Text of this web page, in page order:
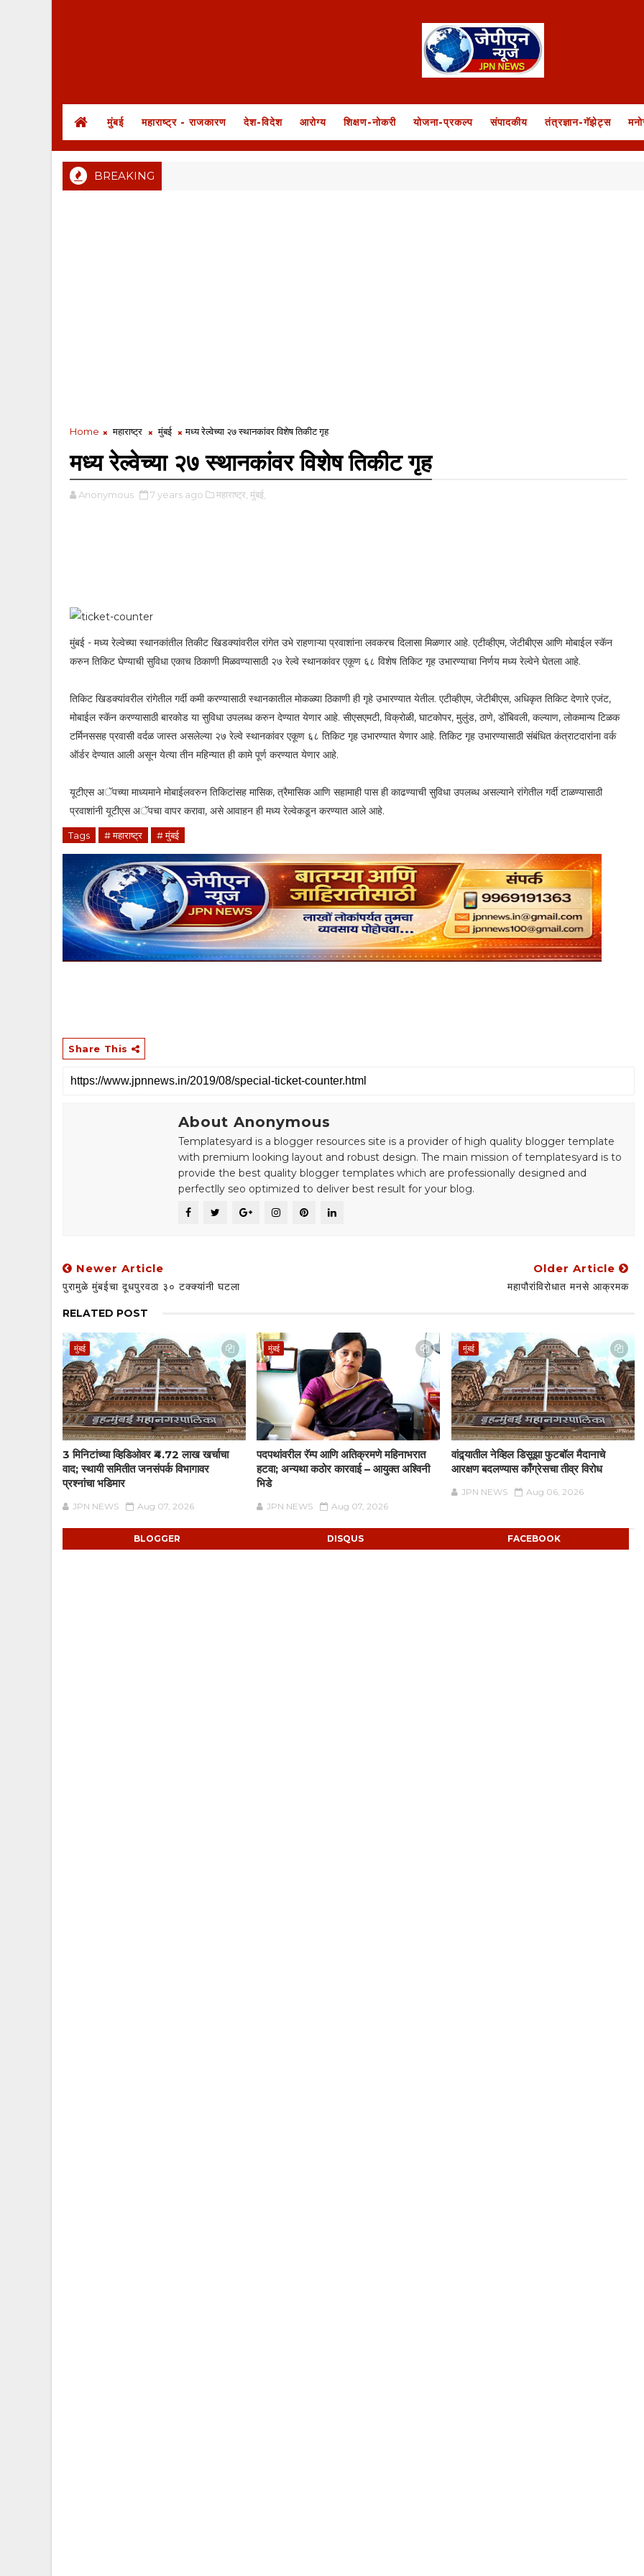
मुंबई महाराष्ट्र - राजकारण देश-विदेश आरोग्य शिक्षण-नोकरी योजना-प्रकल्प संपादकीय तंत्रज्ञान-गॅझेट्स
BREAKING
Home महाराष्ट्र मुंबई मध्य रेल्वेच्या २७ स्थानकांवर विशेष तिकीट गृह
मध्य रेल्वेच्या २७ स्थानकांवर विशेष तिकीट गृह
Anonymous 7 years ago महाराष्ट्र, मुंबई,
मुंबई - मध्य रेल्वेच्या स्थानकांतील तिकीट खिडक्यांवरील रांगेत उभे राहणाऱ्या प्रवाशांना लवकरच दिलासा मिळणार आहे. एटीव्हीएम, जेटीबीएस आणि मोबाईल स्कॅन
करुन तिकिट घेण्याची सुविधा एकाच ठिकाणी मिळवण्यासाठी २७ रेल्वे स्थानकांवर एकूण ६८ विशेष तिकिट गृह उभारण्याचा निर्णय मध्य रेल्वेने घेतला आहे.
तिकिट खिडक्यांवरील रांगेतील गर्दी कमी करण्यासाठी स्थानकातील मोकळ्या ठिकाणी ही गृहे उभारण्यात येतील. एटीव्हीएम, जेटीबीएस, अधिकृत तिकिट देणारे एजंट,
मोबाईल स्कॅन करण्यासाठी बारकोड या सुविधा उपलब्ध करुन देण्यात येणार आहे. सीएसएमटी, विक्रोळी, घाटकोपर, मुलुंड, ठाणे, डोंबिवली, कल्याण, लोकमान्य टिळक
टर्मिनससह प्रवासी वर्दळ जास्त असलेल्या २७ रेल्वे स्थानकांवर एकूण ६८ तिकिट गृह उभारण्यात येणार आहे. तिकिट गृह उभारण्यासाठी संबंधित कंत्राटदारांना वर्क
ऑर्डर देण्यात आली असून येत्या तीन महिन्यात ही कामे पूर्ण करण्यात येणार आहे.
यूटीएस अॅपच्या माध्यमाने मोबाईलवरुन तिकिटांसह मासिक, त्रैमासिक आणि सहामाही पास ही काढण्याची सुविधा उपलब्ध असल्याने रांगेतील गर्दी टाळण्यासाठी
प्रवाशांनी यूटीएस अॅपचा वापर करावा, असे आवाहन ही मध्य रेल्वेकडून करण्यात आले आहे.
Tags # महाराष्ट्र # मुंबई
Share This
About Anonymous
Templatesyard is a blogger resources site is a provider of high quality blogger template
with premium looking layout and robust design. The main mission of templatesyard is to
provide the best quality blogger templates which are professionally designed and
perfectlly seo optimized to deliver best result for your blog.
Newer Article
पुरामुळे मुंबईचा दूधपुरवठा ३० टक्क्यांनी घटला
Older Article
महापौरांविरोधात मनसे आक्रमक
RELATED POST
मुंबई
3 मिनिटांच्या व्हिडिओवर ₹4.72 लाख खर्चाचा
वाद; स्थायी समितीत जनसंपर्क विभागावर
प्रश्नांचा भडिमार
JPN NEWS Aug 07, 2026
मुंबई
पदपथांवरील रॅम्प आणि अतिक्रमणे महिनाभरात
हटवा; अन्यथा कठोर कारवाई – आयुक्त अश्विनी
भिडे
JPN NEWS Aug 07, 2026
मुंबई
वांद्र्यातील नेव्हिल डिसूझा फुटबॉल मैदानाचे
आरक्षण बदलण्यास काँग्रेसचा तीव्र विरोध
JPN NEWS Aug 06, 2026
BLOGGER DISQUS FACEBOOK